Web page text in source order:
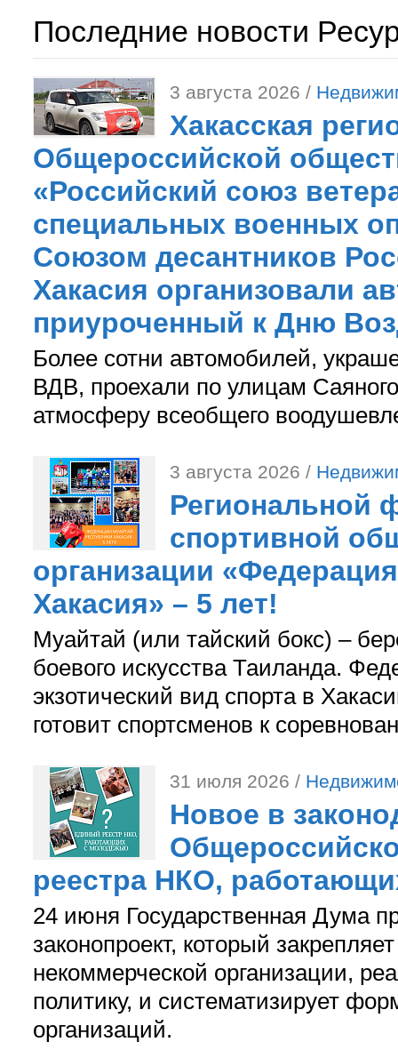
Последние новости
3 августа 2026 /
Хакасская
Общероссийской
«Российский союз
специальных военных
Союзом десантников
Хакасия организовали
приуроченный к Дню
Более сотни автомобилей,
ВДВ, проехали по улицам
атмосферу всеобщего
3 августа 2026 /
Региональной
спортивной
организации
Хакасия» – 5 лет!
Муайтай (или тайский бокс) –
боевого искусства Таиланда.
экзотический вид спорта в
готовит спортсменов к
31 июля 2026 /
Новое в
реестра НКО,
24 июня Государственная Дума
законопроект, который
некоммерческой организации,
политику, и систематизирует
организаций.